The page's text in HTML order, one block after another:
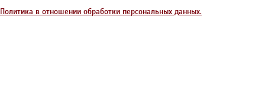
Политика в отношении обработки персональных данных.